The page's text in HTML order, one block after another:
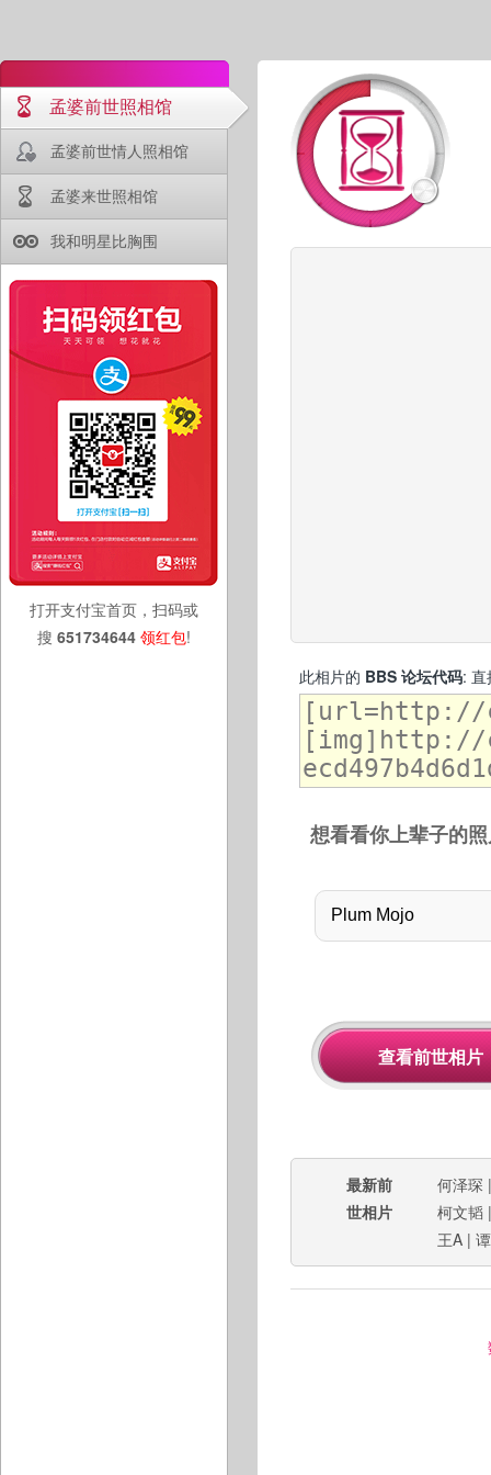
孟婆前世照相馆
孟婆前世情人照相馆
孟婆来世照相馆
我和明星比胸围
打开支付宝首页，扫码或
搜 651734644 领红包!
此相片的 BBS 论坛代码: 直
想看看你上辈子的
最新前
世相片
何泽琛
柯文韬
王A |